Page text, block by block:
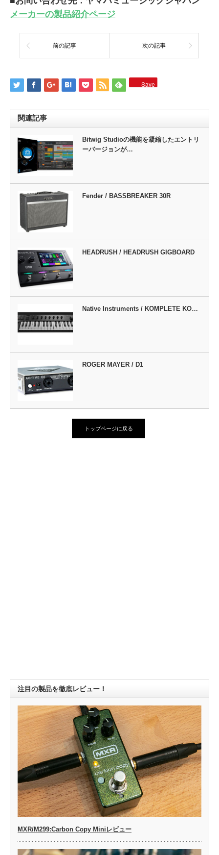
メーカーの製品紹介ページ
前の記事 次の記事
Save
関連記事
Bitwig Studioの機能を凝縮したエントリ
ーバージョンが…
Fender / BASSBREAKER 30R
HEADRUSH / HEADRUSH GIGBOARD
Native Instruments / KOMPLETE KO…
ROGER MAYER / D1
トップページに戻る
注目の製品を徹底レビュー！
MXR/M299:Carbon Copy Miniレビュー